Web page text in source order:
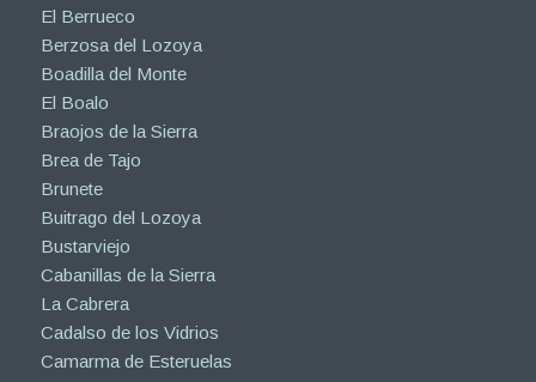
El Berrueco
Berzosa del Lozoya
Boadilla del Monte
El Boalo
Braojos de la Sierra
Brea de Tajo
Brunete
Buitrago del Lozoya
Bustarviejo
Cabanillas de la Sierra
La Cabrera
Cadalso de los Vidrios
Camarma de Esteruelas